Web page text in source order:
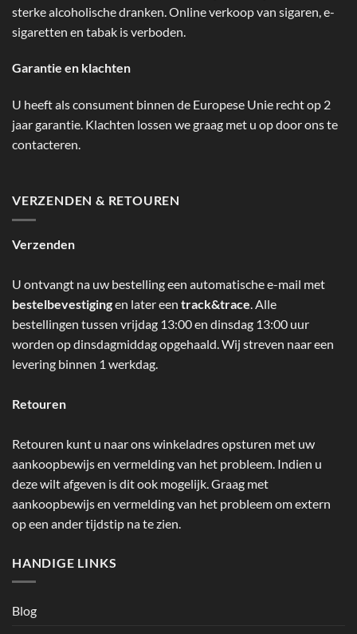
sterke alcoholische dranken. Online verkoop van sigaren, e-
sigaretten en tabak is verboden.
Garantie en klachten
U heeft als consument binnen de Europese Unie recht op 2
jaar garantie. Klachten lossen we graag met u op door ons te
contacteren.
VERZENDEN & RETOUREN
Verzenden
U ontvangt na uw bestelling een automatische e-mail met
bestelbevestigingen later een track&trace . Alle
bestellingen tussen vrijdag 13:00 en dinsdag 13:00 uur
worden op dinsdagmiddag opgehaald. Wij streven naar een
levering binnen 1 werkdag.
Retouren
Retouren kunt u naar ons winkeladres opsturen met uw
aankoopbewijs en vermelding van het probleem. Indien u
deze wilt afgeven is dit ook mogelijk. Graag met
aankoopbewijs en vermelding van het probleem om extern
op een ander tijdstip na te zien.
HANDIGE LINKS
Blog